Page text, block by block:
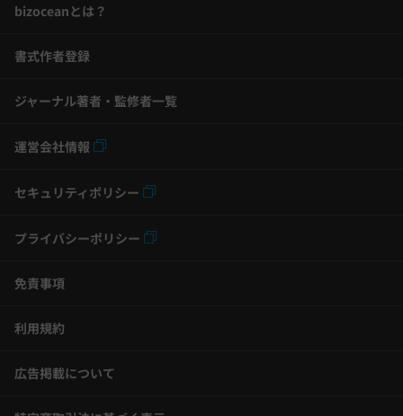
bizoceanとは？
書式作者登録
ジャーナル著者・監修者一覧
運営会社情報
セキュリティポリシー
プライバシーポリシー
免責事項
利用規約
広告掲載について